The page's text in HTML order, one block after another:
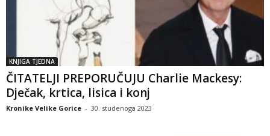
KNJIGA TJEDNA
ČITATELJI PREPORUČUJU Charlie Mackesy:
Dječak, krtica, lisica i konj
Kronike Velike Gorice - 30. studenoga 2023